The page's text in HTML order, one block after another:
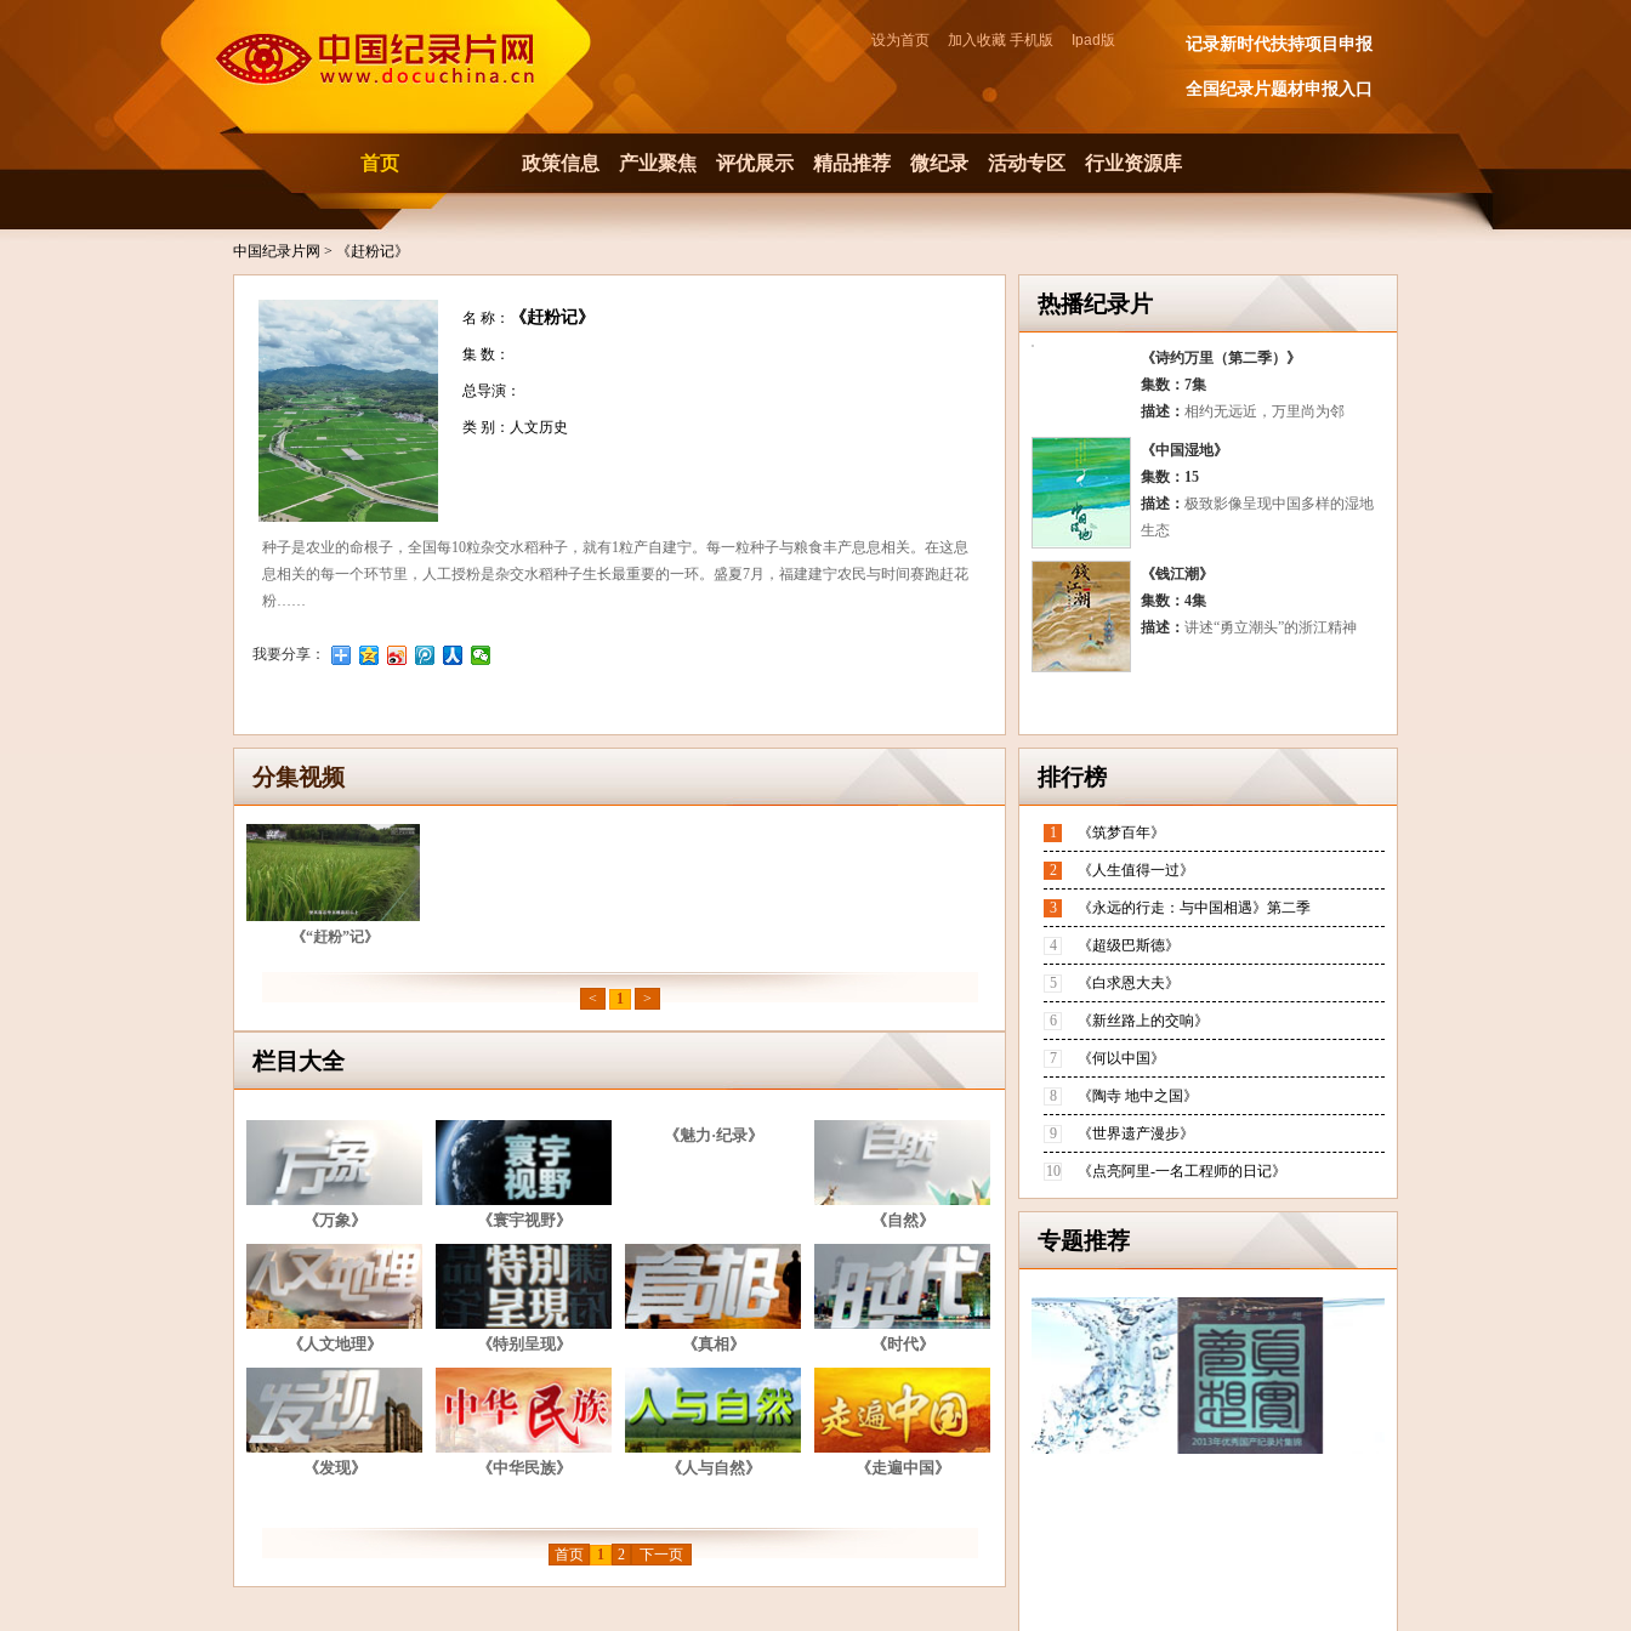
设为首页 加入收藏 手机版 Ipad 版 记录新时代扶持项目申报
全国纪录片题材申报入口
首页 政策信息 产业聚焦 评优展示 精品推荐 微纪录 活动专区 行业资源库
中国纪录片网 > 《赶粉记》
名 称： 《赶粉记》
集 数：
总导演：
类 别：人文历史
种子是农业的命根子，全国每10粒杂交水稻种子，就有1粒产自建宁。每一粒种子与粮食丰产息息相关。在这息
息相关的每一个环节里，人工授粉是杂交水稻种子生长最重要的一环。盛夏7月，福建建宁农民与时间赛跑赶花
粉……
我要分享：
分集视频
《“赶粉”记》
< 1 >
栏目大全
《万象》 《寰宇视野》
《魅力·纪录》
《自然》
《人文地理》 《特别呈现》 《真相》 《时代》
《发现》 《中华民族》 《人与自然》 《走遍中国》
首页 1 2 下一页
热播纪录片
《诗约万里（第二季）》
集数：7集
描述： 相约无远近，万里尚为邻
《中国湿地》
集数：15
描述： 极致影像呈现中国多样的湿地
生态
《钱江潮》
集数：4集
描述： 讲述“勇立潮头”的浙江精神
排行榜
1 《筑梦百年》
2 《人生值得一过》
3 《永远的行走：与中国相遇》第二季
4 《超级巴斯德》
5 《白求恩大夫》
6 《新丝路上的交响》
7 《何以中国》
8 《陶寺 地中之国》
9 《世界遗产漫步》
10 《点亮阿里-一名工程师的日记》
专题推荐